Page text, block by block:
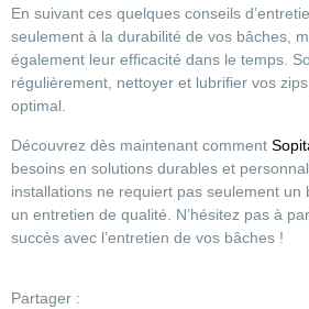
En suivant ces quelques conseils
seulement à la durabilité de vos bâches,
également leur efficacité dans le temps.
régulièrement, nettoyer et lubrifier vos
optimal.
Découvrez dès maintenant comment
besoins en solutions durables et
installations ne requiert pas seulement un
un entretien de qualité. N’hésitez pas à
succès avec l’entretien de vos bâches !
Partager :